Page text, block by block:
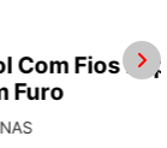
Especiais